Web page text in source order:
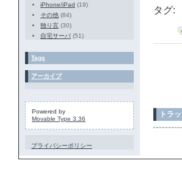
タグ:
トラ
iPhone/iPad (19)
その他 (84)
独り言 (30)
自宅サーバ (51)
Tags
アーカイブ
Powered by
Movable Type 3.36
プライバシーポリシー